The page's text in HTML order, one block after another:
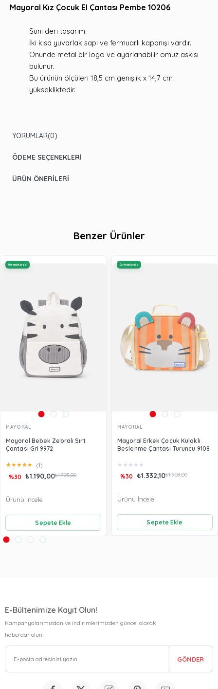
Mayoral Kız Çocuk El Çantası Pembe 10206
Suni deri tasarım.
İki kısa yuvarlak sapı ve fermuarlı kapanışı vardır.
Önünde metal bir logo ve ayarlanabilir omuz askısı
bulunur.
Bu ürünün ölçüleri 18,5 cm genişlik x 14,7 cm
yüksekliktedir.
YORUMLAR(0)
ÖDEME SEÇENEKLERI
ÜRÜN ÖNERILERI
Benzer Ürünler
MAYORAL
Mayoral Bebek Zebralı Sırt
Çantası Gri 9972
★★★★★ (1)
₺1.190,00₺1.703,00
%30
Sepete Ekle
Ürünü İncele
Ücretsiz Kargo
MAYORAL
Mayoral Erkek Çocuk Kulaklı
Beslenme Çantası Turuncu 9108
★ ★ ★ ★ ★
₺1.332,10₺1.903,00
%30
Sepete Ekle
Ürünü İncele
Ücretsiz Kargo
E-Bültenimize Kayıt Olun!
Kampanyalarımızdan ve indirimlerimizden güncel olarak
haberdar olun.
GÖNDER